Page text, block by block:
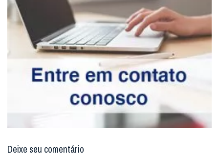
Deixe seu comentário